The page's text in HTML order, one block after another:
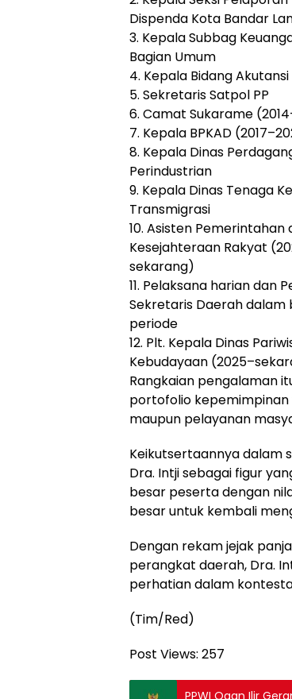
Dispenda Kota Bandar
3. Kepala Subbag
Bagian Umum
4. Kepala Bidang Akutansi
5. Sekretaris Satpol PP
6. Camat Sukarame
7. Kepala BPKAD
8. Kepala Dinas
Perindustrian
9. Kepala Dinas Tenaga
Transmigrasi
10. Asisten Pemerintahan
Kesejahteraan Rakyat
sekarang)
11. Pelaksana harian dan
Sekretaris Daerah
periode
12. Plt. Kepala Dinas
Kebudayaan
Rangkaian pengalaman
portofolio kepemimpinan
maupun pelayanan
Keikutsertaannya dalam
Dra. Intji sebagai figur
besar peserta dengan
besar untuk kembali
Dengan rekam jejak
perangkat daerah, Dra.
perhatian dalam
(Tim/Red)
Post Views: 257
PPWI Ogan Ilir